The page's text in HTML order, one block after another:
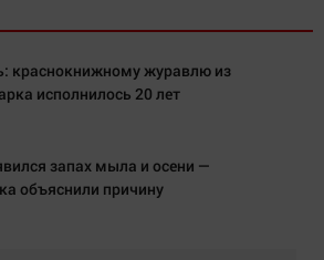
краснокнижному журавлю из
исполнилось 20 лет
запах мыла и осени —
объяснили причину